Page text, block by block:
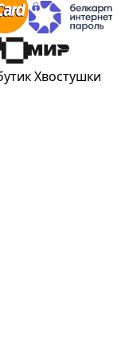
нужна
кошек
Хвостушки